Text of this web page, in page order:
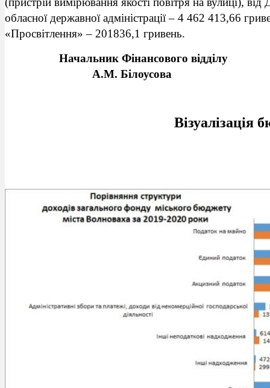
обласної державної адміністрації – 4 462 413,66
«Просвітлення» – 201836,1 гривень.
Начальник
А.М. Білоусова
Візуалізація